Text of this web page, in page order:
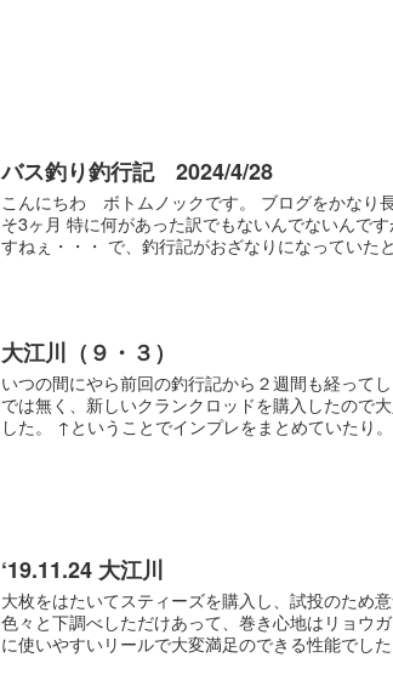
バス釣り釣行記 2024/4/28
こんにちわ ボトムノックです。 ブログをかなり
そ3ヶ月 特に何があった訳でもないんでないんで
すねぇ・・・ で、釣行記がおざなりになっていた
大江川（９・３）
いつの間にやら前回の釣行記から２週間も経って
では無く、新しいクランクロッドを購入したので
した。 ↑ということでインプレをまとめていたり
‘19.11.24 大江川
大枚をはたいてスティーズを購入し、試投のため
色々と下調べしただけあって、巻き心地はリョウ
に使いやすいリールで大変満足のできる性能でし